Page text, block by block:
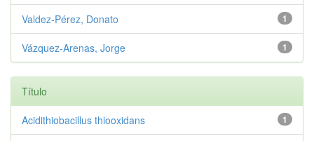
1
Valdez‑Pérez, Donato
1
Vázquez‑Arenas, Jorge
Título
1
Acidithiobacillus thiooxidans